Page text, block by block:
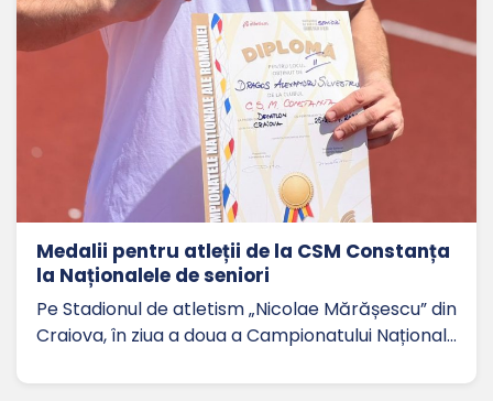
Medalii pentru atleții de la CSM Constanța
la Naționalele de seniori
Pe Stadionul de atletism „Nicolae Mărășescu” din
Craiova, în ziua a doua a Campionatului Național…